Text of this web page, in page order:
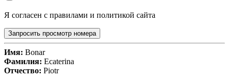
Я согласен с правилами и политикой сайта
Запросить просмотр номера
Имя: Bonar
Фамилия: Ecaterina
Отчество: Piotr